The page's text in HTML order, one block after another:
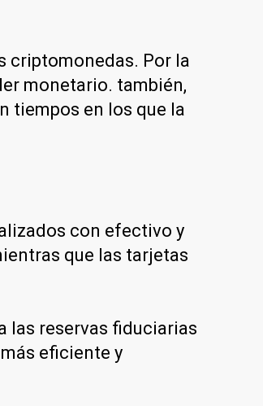
criptomonedas. Por la
monetario. también,
tiempos en los que la
con efectivo y
que las tarjetas
las reservas fiduciarias
eficiente y